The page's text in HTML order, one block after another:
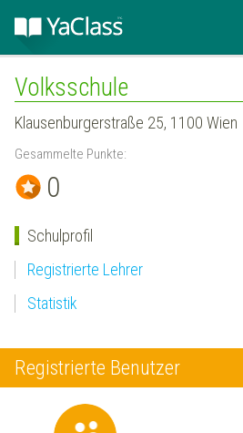
Volksschule
Klausenburgerstraße 25, 1100 Wien
Gesammelte Punkte:
0
Schulprofil
Registrierte Lehrer
Statistik
Registrierte Benutzer